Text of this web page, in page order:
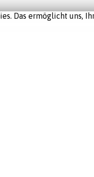
Das ermöglicht uns,